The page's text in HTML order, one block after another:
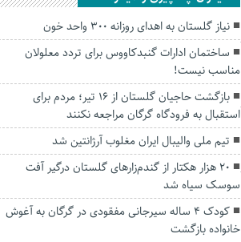
نیاز گلستان به اهدای روزانه ۳۰۰ واحد خون
ساختمان ادارات گنبدکاووس برای تردد معلولان
مناسب نیست!
بازگشت حاجیان گلستان از ۱۶ تیر؛ مردم برای
استقبال به فرودگاه گرگان مراجعه نکنند
تیم ملی والیبال ایران مغلوب آرژانتین شد
۲۰ هزار هکتار از گندم‌زارهای گلستان درگیر آفت
سوسک سیاه شد
کودک ۴ ساله سیرجانی مفقودی در گرگان به آغوش
خانواده بازگشت